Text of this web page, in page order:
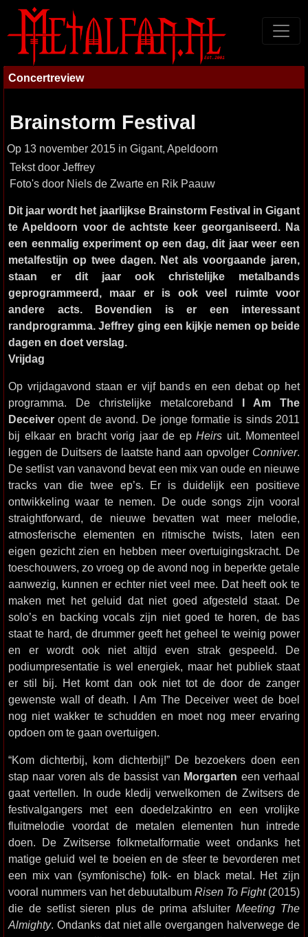
Concertreview
Brainstorm Festival
Op 13 november 2015 in Gigant, Apeldoorn
Tekst door Jeffrey
Foto's door Niels de Zwarte en Rik Paauw
Dit jaar wordt het jaarlijkse Brainstorm Festival in Gigant
te Apeldoorn voor de achtste keer georganiseerd. Na
een eenmalig experiment op een dag, dit jaar weer een
metalfestijn op twee dagen. Net als voorgaande jaren,
staan er dit jaar ook christelijke metalbands
geprogrammeerd, maar er is ook veel ruimte voor
andere acts. Bovendien is er een interessant
randprogramma. Jeffrey ging een kijkje nemen op beide
dagen en doet verslag.
Vrijdag
Op vrijdagavond staan er vijf bands en een debat op het
programma. De christelijke metalcoreband I Am The
Deceiver opent de avond. De jonge formatie is sinds 2011
bij elkaar en bracht vorig jaar de ep Heirs uit. Momenteel
leggen de Duitsers de laatste hand aan opvolger Conniver.
De setlist van vanavond bevat een mix van oude en nieuwe
tracks van die twee ep’s. Er is duidelijk een positieve
ontwikkeling waar te nemen. De oude songs zijn vooral
straightforward, de nieuwe bevatten wat meer melodie,
atmosferische elementen en ritmische twists, laten een
eigen gezicht zien en hebben meer overtuigingskracht. De
toeschouwers, zo vroeg op de avond nog in beperkte getale
aanwezig, kunnen er echter niet veel mee. Dat heeft ook te
maken met het geluid dat niet goed afgesteld staat. De
solo’s en backing vocals zijn niet goed te horen, de bas
staat te hard, de drummer geeft het geheel te weinig power
en er wordt ook niet altijd even strak gespeeld. De
podiumpresentatie is wel energiek, maar het publiek staat
er stil bij. Het komt dan ook niet tot de door de zanger
gewenste wall of death. I Am The Deceiver weet de boel
nog niet wakker te schudden en moet nog meer ervaring
opdoen om te gaan overtuigen.
“Kom dichterbij, kom dichterbij!” De bezoekers doen een
stap naar voren als de bassist van Morgarten een verhaal
gaat vertellen. In oude kledij verwelkomen de Zwitsers de
festivalgangers met een doedelzakintro en een vrolijke
fluitmelodie voordat de metalen elementen hun intrede
doen. De Zwitserse folkmetalformatie weet ondanks het
matige geluid wel te boeien en de sfeer te bevorderen met
een mix van (symfonische) folk- en black metal. Het zijn
vooral nummers van het debuutalbum Risen To Fight(2015)
die de setlist sieren plus de prima afsluiterMeeting The
Almighty. Ondanks dat niet alle overgangen halverwege de